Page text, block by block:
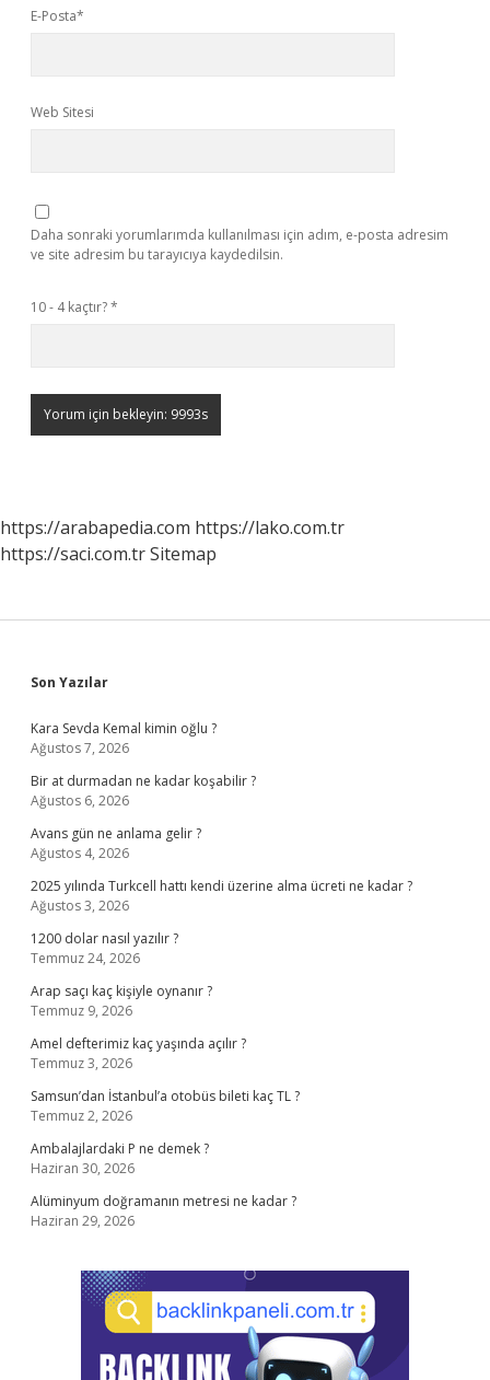
E-Posta*
Web Sitesi
Daha sonraki yorumlarımda kullanılması için adım, e-posta adresim
ve site adresim bu tarayıcıya kaydedilsin.
10 - 4 kaçtır?*
https://arabapedia.com https://lako.com.tr
https://saci.com.trSitemap
Sidebar
Son Yazılar
Kara Sevda Kemal kimin oğlu ?
Ağustos 7, 2026
Bir at durmadan ne kadar koşabilir ?
Ağustos 6, 2026
Avans gün ne anlama gelir ?
Ağustos 4, 2026
2025 yılında Turkcell hattı kendi üzerine alma ücreti ne kadar ?
Ağustos 3, 2026
1200 dolar nasıl yazılır ?
Temmuz 24, 2026
Arap saçı kaç kişiyle oynanır ?
Temmuz 9, 2026
Amel defterimiz kaç yaşında açılır ?
Temmuz 3, 2026
Samsun’dan İstanbul’a otobüs bileti kaç TL ?
Temmuz 2, 2026
Ambalajlardaki P ne demek ?
Haziran 30, 2026
Alüminyum doğramanın metresi ne kadar ?
Haziran 29, 2026